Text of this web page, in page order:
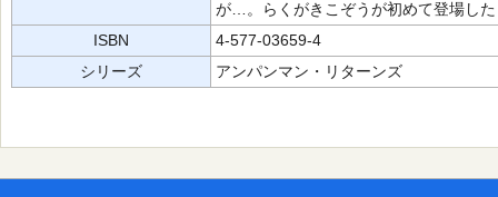
が…。らくがきこぞうが初めて登場し
ISBN
4-577-03659-4
シリーズ
アンパンマン・リターンズ